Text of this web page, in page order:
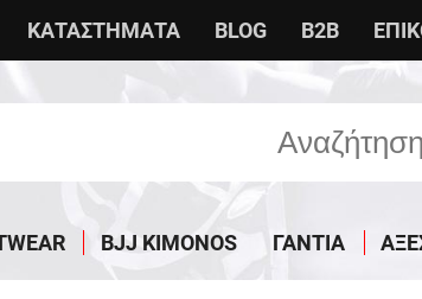
ΚΑΤΑΣΤΗΜΑΤΑ BLOG B2B
BJJ KIMONOS ΓΑΝΤΙΑ